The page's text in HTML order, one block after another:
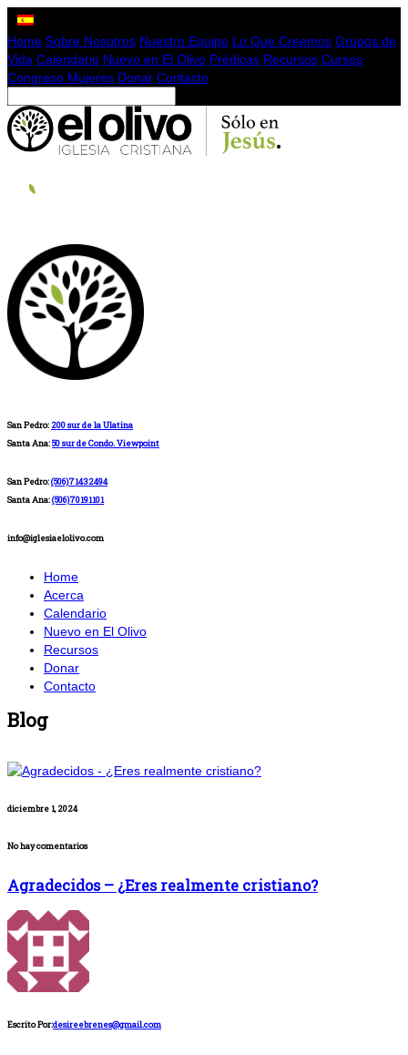
Home Sobre Nosotros Nuestro Equipo Lo Que Creemos Grupos de
Vida Calendario Nuevo en El Olivo Prédicas Recursos Cursos
Congreso Mujeres Donar Contacto
San Pedro: 200 sur de la Ulatina
Santa Ana:50 sur de Condo. Viewpoint
San Pedro:(506)71432494
Santa Ana:(506)70191101
info@iglesiaelolivo.com
Home
Acerca
Calendario
Nuevo en El Olivo
Recursos
Donar
Contacto
Blog
diciembre 1, 2024
No hay comentarios
Agradecidos – ¿Eres realmente cristiano?
Escrito Por:desireebrenes@gmail.com